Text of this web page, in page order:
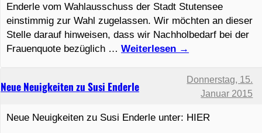
Neue Neuigkeiten zu Susi Enderle
Donnerstag, 15.
Januar 2015
Neue Neuigkeiten zu Susi Enderle unter: HIER
Enderle vom Wahlausschuss der Stadt Stutensee
einstimmig zur Wahl zugelassen. Wir möchten an dieser
Stelle darauf hinweisen, dass wir Nachholbedarf bei der
Frauenquote bezüglich … Weiterlesen →